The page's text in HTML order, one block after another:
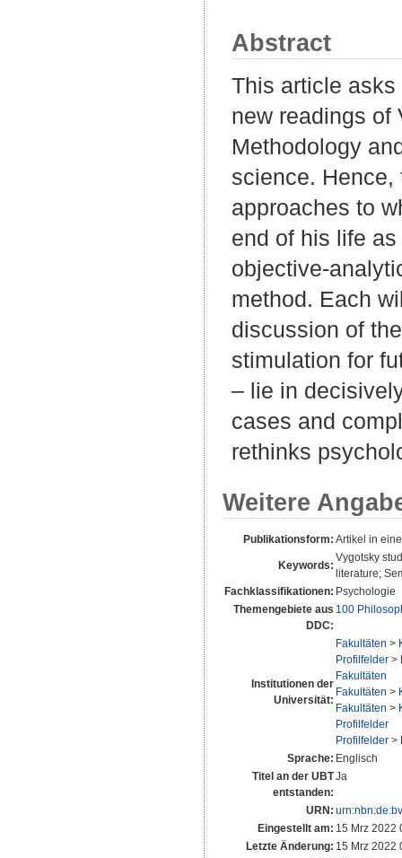
Abstract
This article
new readings of
Methodology
science.
approaches to
end of his life as
objective-
method. Each
discussion of
stimulation for
– lie in
cases and
rethinks
Weitere
Publikationsform: Artikel in
Keywords:
Vygotsky
literature;
Fachklassifikationen: Psychologie
Themengebiete aus
DDC:
100
Institutionen der
Universität:
Fakultäten >
Profilfelder >
Fakultäten
Fakultäten >
Fakultäten >
Profilfelder
Profilfelder >
Sprache: Englisch
Titel an der UBT
entstanden:
Ja
URN:
Eingestellt am: 15 Mrz 2022
Letzte Änderung: 15 Mrz 2022